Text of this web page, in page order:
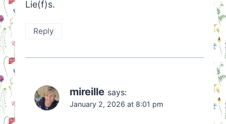
Lie(f)s.
Reply
mireille says:
January 2, 2026 at 8:01 pm